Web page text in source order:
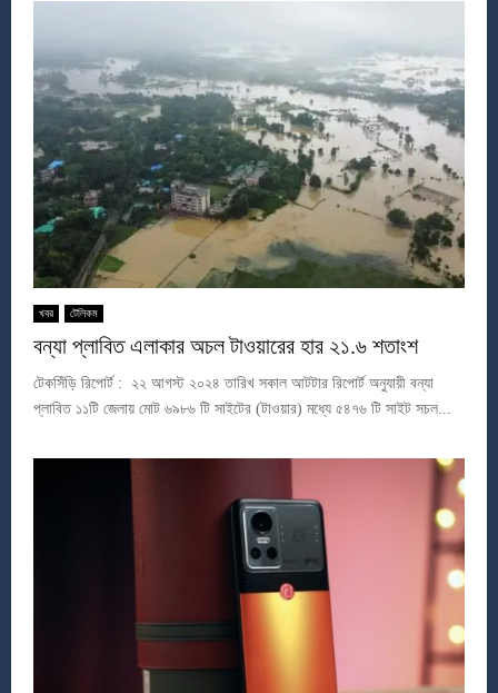
খবর টেলিকম
বন্যা প্লাবিত এলাকার অচল টাওয়ারের হার ২১.৬ শতাংশ
টেকসিঁড়ি রিপোর্ট : ২২ আগস্ট ২০২৪ তারিখ সকাল আটটার রিপোর্ট অনুযায়ী বন্যা
প্লাবিত ১১টি জেলায় মোট ৬৯৮৬ টি সাইটের (টাওয়ার) মধ্যে ৫৪৭৬ টি সাইট সচল...